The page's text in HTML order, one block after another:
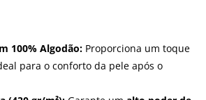
100% Algodão: Proporciona um toque
para o conforto da pele após o